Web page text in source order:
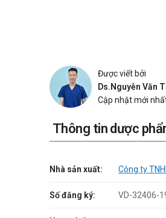
Được viết bởi
Ds.Nguyễn Văn
Cập nhật mới
Thông tin dược
Nhà sản xuất: Công ty
Số đăng ký: VD-32406-